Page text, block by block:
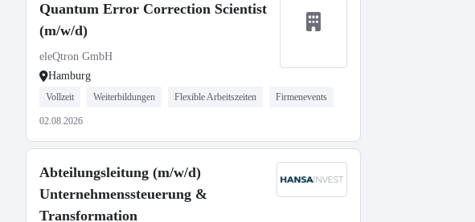
Quantum Error Correction Scientist
(m/w/d)
eleQtron GmbH
Hamburg
Vollzeit Weiterbildungen Flexible Arbeitszeiten Firmenevents
02.08.2026
Abteilungsleitung (m/w/d)
Unternehmenssteuerung &
Transformation